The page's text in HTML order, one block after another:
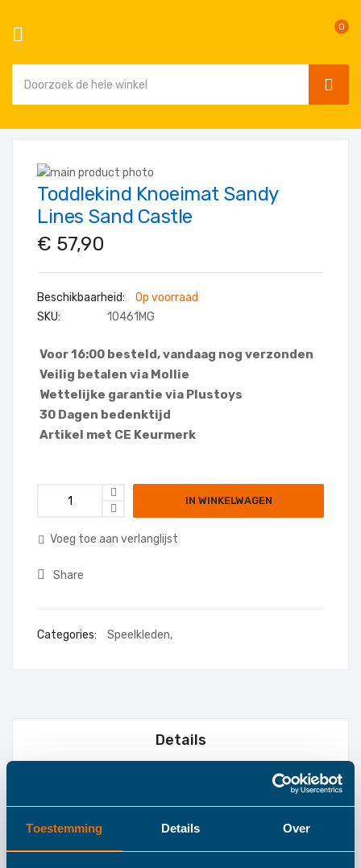
Toestemming Details Over
0
Ga
naar
het
van
Ga
naar
begin
Toddlekind Knoeimat Sandy
Lines Sand Castle
€ 57,90
Op voorraad
SKU
10461MG
Voor 16:00 besteld, vandaag nog verzonden
Veilig betalen via Mollie
Wettelijke garantie via Plustoys
30 Dagen bedenktijd
Artikel met CE Keurmerk
IN WINKELWAGEN
Voeg toe aan verlanglijst
Share
Categories: Speelkleden,
Details
Toddlekind
Knoeimat Sandy